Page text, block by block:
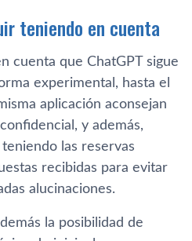
teniendo en cuenta
cuenta que ChatGPT sigue
experimental, hasta el
aplicación aconsejan
y además,
las reservas
recibidas para evitar
alucinaciones.
la posibilidad de